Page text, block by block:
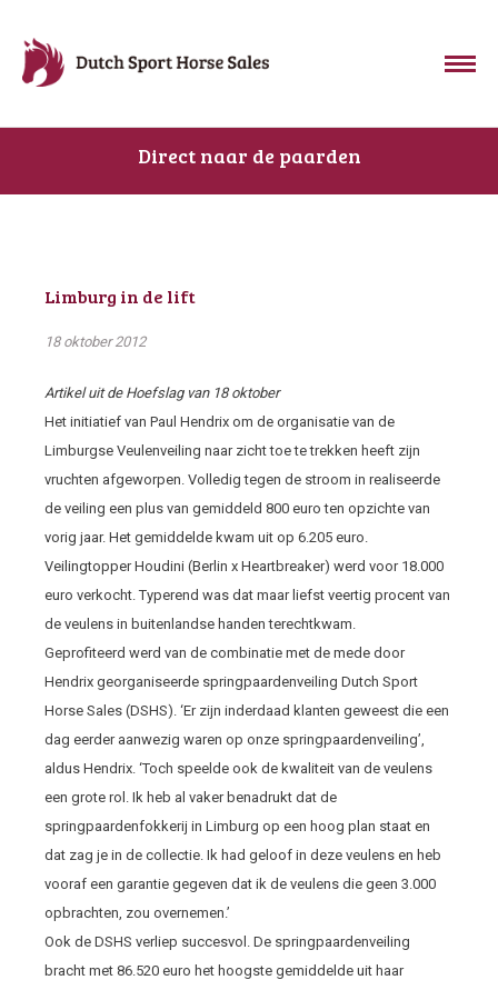
Direct naar de paarden
Limburg in de lift
18 oktober 2012
Artikel uit de Hoefslag van 18 oktober
Het initiatief van Paul Hendrix om de organisatie van de
Limburgse Veulenveiling naar zicht toe te trekken heeft zijn
vruchten afgeworpen. Volledig tegen de stroom in realiseerde
de veiling een plus van gemiddeld 800 euro ten opzichte van
vorig jaar. Het gemiddelde kwam uit op 6.205 euro.
Veilingtopper Houdini (Berlin x Heartbreaker) werd voor 18.000
euro verkocht. Typerend was dat maar liefst veertig procent van
de veulens in buitenlandse handen terechtkwam.
Geprofiteerd werd van de combinatie met de mede door
Hendrix georganiseerde springpaardenveiling Dutch Sport
Horse Sales (DSHS). ‘Er zijn inderdaad klanten geweest die een
dag eerder aanwezig waren op onze springpaardenveiling’,
aldus Hendrix. ‘Toch speelde ook de kwaliteit van de veulens
een grote rol. Ik heb al vaker benadrukt dat de
springpaardenfokkerij in Limburg op een hoog plan staat en
dat zag je in de collectie. Ik had geloof in deze veulens en heb
vooraf een garantie gegeven dat ik de veulens die geen 3.000
opbrachten, zou overnemen.’
Ook de DSHS verliep succesvol. De springpaardenveiling
bracht met 86.520 euro het hoogste gemiddelde uit haar